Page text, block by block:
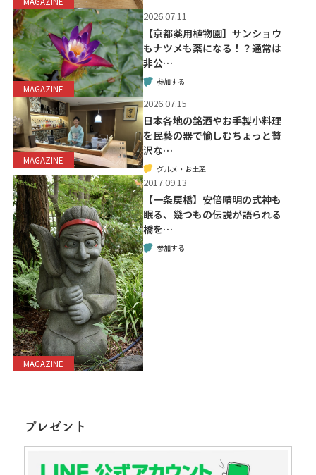
MAGAZINE
2026.07.11
【京都薬用植物園】サンショウ
もナツメも薬になる！？通常は
非公…
参加する
MAGAZINE
2026.07.15
日本各地の銘酒やお手製小料理
を民藝の器で愉しむちょっと贅
沢な…
グルメ・お土産
MAGAZINE
2017.09.13
【一条戻橋】安倍晴明の式神も
眠る、幾つもの伝説が語られる
橋を…
参加する
プレゼント